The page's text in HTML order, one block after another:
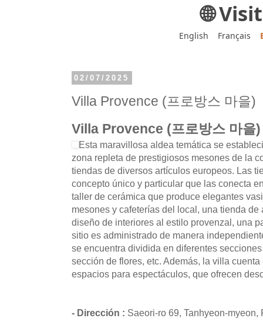
🌐
English Français
02/07/2025
Villa Provence (프로방스 마을)
Villa Provence (프로방스 마을)
Esta maravillosa aldea temática se
zona repleta de prestigiosos mesones de la
tiendas de diversos artículos europeos. Las
concepto único y particular que las conecta
taller de cerámica que produce elegantes
mesones y cafeterías del local, una tienda
diseño de interiores al estilo provenzal, una
sitio es administrado de manera
se encuentra dividida en diferentes
sección de flores, etc. Además, la villa
espacios para espectáculos, que ofrecen
- Dirección : Saeori-ro 69, Tanhyeon-myeon,